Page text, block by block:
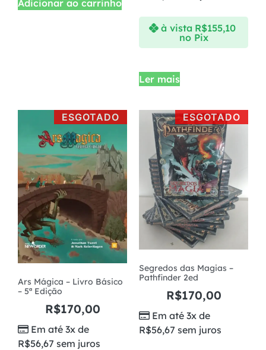
Adicionar ao carrinho
à vista R$155,10
no Pix
Ler mais
ESGOTADO
Ars Mágica – Livro Básico
– 5ª Edição
R$170,00
Em até 3x de
R$56,67 sem juros
ESGOTADO
Segredos das Magias –
Pathfinder 2ed
R$170,00
Em até 3x de
R$56,67 sem juros